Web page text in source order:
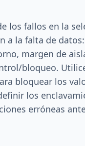
los fallos en la
a la falta de
margen de
bloqueo.
bloquear los
los
erróneas